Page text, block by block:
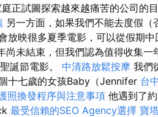
正試圖探索越來越痛苦的公司的
另一方面，如果我們不能去度假（
映很多夏季電影，可以從假期中
尚未結束，但我們認為值得收集一
誕節電影。 中清路放鬆按摩 我們
十七歲的女孩Baby（Jennifer 台
照換發程序與注意事項 他遇到了
最受信賴的SEO Agency選擇 寶